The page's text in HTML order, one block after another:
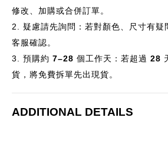
修改、加購或合併訂單。
2.
疑慮請先詢問：若對顏色、尺寸有疑
客服確認。
3.
預購約 7–28 個工作天：若超過 28
貨，將免費拆單先出現貨。
ADDITIONAL DETAILS